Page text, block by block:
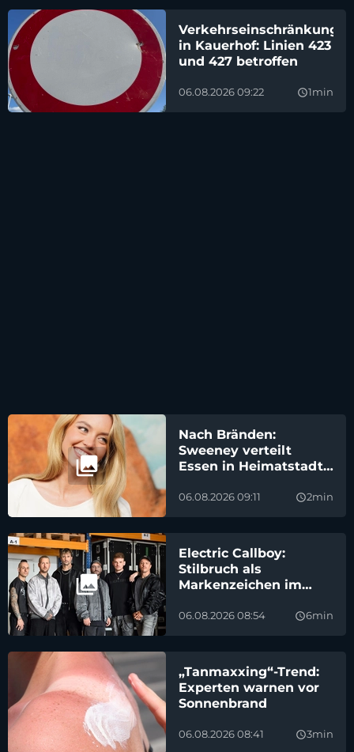
Verkehrseinschränkungen
in Kauerhof: Linien 423
und 427 betroffen
06.08.2026 09:22 query_builder1min
Nach Bränden:
Sweeney verteilt
Essen in Heimatstadt
06.08.2026 09:11 query_builder2min
Electric Callboy:
Stilbruch als
Markenzeichen im
06.08.2026 08:54 query_builder6min
„Tanmaxxing“-Trend:
Experten warnen vor
Sonnenbrand
06.08.2026 08:41 query_builder3min